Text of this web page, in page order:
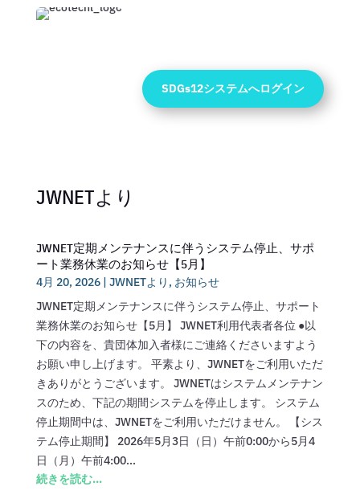
SDGs12システムへログイン
JWNETより
JWNET定期メンテナンスに伴うシステム停止、サポ
ート業務休業のお知らせ【5月】
4月 20, 2026| JWNETより , お知らせ
JWNET定期メンテナンスに伴うシステム停止、サポート
業務休業のお知らせ【5月】 JWNET利用代表者各位 ●以
下の内容を、貴団体加入者様にご連絡くださいますよう
お願い申し上げます。 平素より、JWNETをご利用いただ
きありがとうございます。 JWNETはシステムメンテナン
スのため、下記の期間システムを停止します。 システム
停止期間中は、JWNETをご利用いただけません。 【シス
テム停止期間】 2026年5月3日（日）午前0:00から5月4
日（月）午前4:00...
続きを読む...